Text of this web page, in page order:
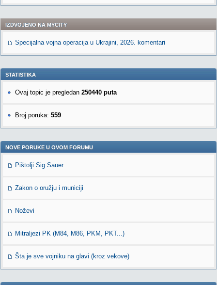
IZDVOJENO NA MYCITY
Specijalna vojna operacija u Ukrajini, 2026. komentari
STATISTIKA
Ovaj topic je pregledan 250440 puta
Broj poruka: 559
NOVE PORUKE U OVOM FORUMU
Pištolji Sig Sauer
Zakon o oružju i municiji
Noževi
Mitraljezi PK (M84, M86, PKM, PKT...)
Šta je sve vojniku na glavi (kroz vekove)